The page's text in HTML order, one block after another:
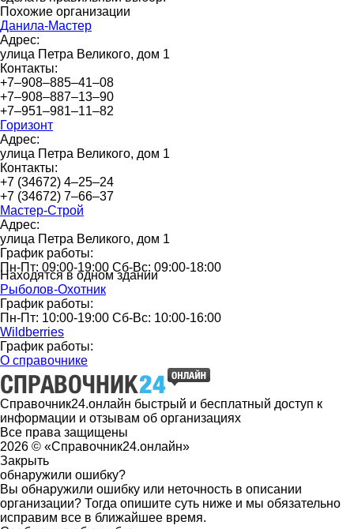
Похожие организации
Данила-Мастер
Адрес:
улица Петра Великого, дом 1
Контакты:
+7‒908‒885‒41‒08
+7‒908‒887‒13‒90
+7‒951‒981‒11‒82
Горизонт
Адрес:
улица Петра Великого, дом 1
Контакты:
+7 (34672) 4‒25‒24
+7 (34672) 7‒66‒37
Мастер-Строй
Адрес:
улица Петра Великого, дом 1
График работы:
Пн-Пт: 09:00-19:00 Сб-Вс: 09:00-18:00
Находятся в одном здании
Рыболов-Охотник
График работы:
Пн-Пт: 10:00-19:00 Сб-Вс: 10:00-16:00
Wildberries
График работы:
О справочнике
Справочник24.онлайн быстрый и бесплатный доступ к
информации и отзывам об организациях
Все права защищены
2026 © «Справочник24.онлайн»
Закрыть
обнаружили ошибку?
Вы обнаружили ошибку или неточность в описании
организации? Тогда опишите суть ниже и мы обязательно
исправим все в ближайшее время.